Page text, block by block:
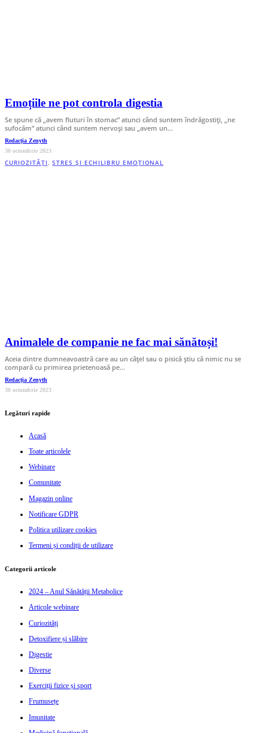
Emoțiile ne pot controla digestia
Se spune că „avem fluturi în stomac” atunci când suntem îndrăgostiţi, „ne
sufocăm” atunci când suntem nervoşi sau „avem un…
Redacția Zenyth
30 octombrie 2023
CURIOZITĂȚI,STRES ȘI ECHILIBRU EMOȚIONAL
Animalele de companie ne fac mai sănătoși!
Aceia dintre dumneavoastră care au un cățel sau o pisică știu că nimic nu se
compară cu primirea prietenoasă pe…
Redacția Zenyth
30 octombrie 2023
Legături rapide
Acasă
Toate articolele
Webinare
Comunitate
Magazin online
Notificare GDPR
Politica utilizare cookies
Termeni și condiții de utilizare
Categorii articole
2024 – Anul Sănătății Metabolice
Articole webinare
Curiozități
Detoxifiere și slăbire
Digestie
Diverse
Exerciții fizice și sport
Frumusețe
Imunitate